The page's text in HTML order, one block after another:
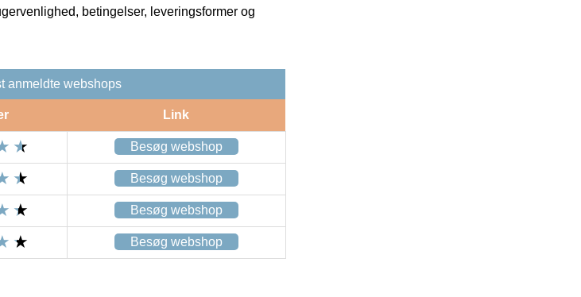
betingelser, leveringsformer og
anmeldte webshops
Link
Besøg webshop
Besøg webshop
Besøg webshop
Besøg webshop